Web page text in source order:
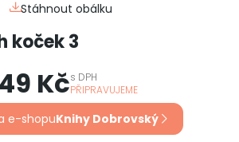
Stáhnout obálku
koček 3
Kčs DPH
PŘIPRAVUJEME
e-shopuKnihy Dobrovský